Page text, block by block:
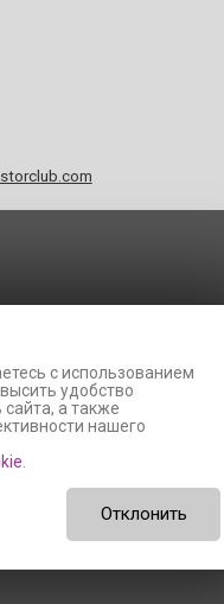
с использованием
удобство
а также
нашего
Отклонить